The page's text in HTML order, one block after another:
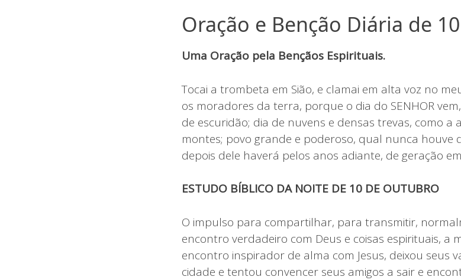
Oração e Benção Diária de
Uma Oração pela Bençãos Espirituais.
Tocai a trombeta em Sião, e clamai em alta voz no
os moradores da terra, porque o dia do SENHOR
de escuridão; dia de nuvens e densas trevas, como a
montes; povo grande e poderoso, qual nunca houve
depois dele haverá pelos anos adiante, de geração
ESTUDO BÍBLICO DA NOITE DE 10 DE OUTUBRO
O impulso para compartilhar, para transmitir,
encontro verdadeiro com Deus e coisas espirituais, a
encontro inspirador de alma com Jesus, deixou seus
cidade e tentou convencer seus amigos a sair e